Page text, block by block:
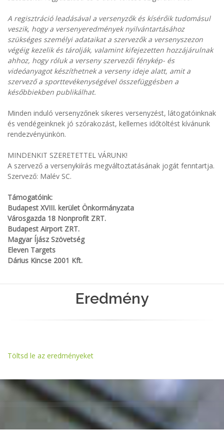
A regisztráció leadásával a versenyzők és kísérőik tudomásul
veszik, hogy a versenyeredmények nyilvántartásához
szükséges személyi adataikat a szervezők a versenyszezon
végéig kezelik és tárolják, valamint kifejezetten hozzájárulnak
ahhoz, hogy róluk a verseny szervezői fénykép- és
videóanyagot készíthetnek a verseny ideje alatt, amit a
szervező a sporttevékenységével összefüggésben a
későbbiekben publikálhat.
Minden induló versenyzőnek sikeres versenyzést, látogatóinknak
és vendégeinknek jó szórakozást, kellemes időtöltést kívánunk
rendezvényünkön.
MINDENKIT SZERETETTEL VÁRUNK!
A szervező a versenykiírás megváltoztatásának jogát fenntartja.
Szervező: Malév SC.
Támogatóink:
Budapest XVIII. kerület Önkormányzata
Városgazda 18 Nonprofit ZRT.
Budapest Airport ZRT.
Magyar Íjász Szövetség
Eleven Targets
Dárius Kincse 2001 Kft.
Eredmény
Töltsd le az eredményeket